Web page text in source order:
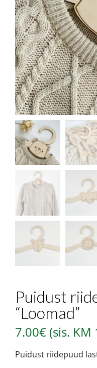
Puidust
“Loomad”
7.00€ (sis. KM
Puidust riidepuud